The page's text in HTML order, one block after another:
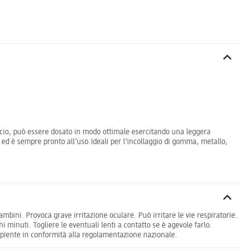
può essere dosato in modo ottimale esercitando una leggera
è sempre pronto all’uso.Ideali per l’incollaggio di gomma, metallo,
Provoca grave irritazione oculare. Può irritare le vie respiratorie.
minuti. Togliere le eventuali lenti a contatto se è agevole farlo.
in conformità alla regolamentazione nazionale.